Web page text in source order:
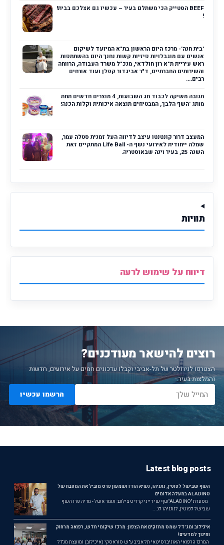
BEEF הסטייק הכי משתלם בעיר – עכשיו גם אצלכם בבית!
!
'בית חנה'- מרכז היום הראשון בת"א המיועד לשיקום
אנשים עם מוגבלויות פיזיות קשות נחנך היום בהשתתפות
ראש עיריית ת"א רון חולדאי, מנכ"ל משרד העבודה, הרווחה
והשירותים החברתיים, ד"ר אביגדור קפלן ועוד אורחים
רבים....
תנובה משיקה לכבוד חג השבועות, 4 מוצרים חדשים תחת
מותג 'השף הלבן', המבטיחים תוצאה איכותית וקלות הכנה!
המעצב דרור קונטנטו עיצב לדיווה העל זמנית סטלה עמר,
שמלה ייחודית לאירועי נשף ה- Life Ball המתקיים זאת
השנה 25, בעיר וינה שבאוסטריה.
תוויות
דיווח על שימוש לרעה
רוצים להישאר מעודכנים?
הצטרפו לניוזלטר של תל-אביבי וקבלו עדכונים חמים על אירועים, חדשות
והמלצות בעיר.
הרשמו עכשיו
Latest blog posts
השף שבישל לפוטין, נתניהו, נשיא הודו ושמעון פרס מוביל את המטבח של
ALADINO במעלה אדומים
מסעדת ״ALADINO״שף שי דייני קרדיט צילום: תומר אשל - מדיה פרו השף
שבישל לפוטין, לנתניהו לנ...
איכילוב ומג'דל שמס מחזקים את הצפון: מרכז שיקומי חדש, רפואה מרחוק
וחינוך למדעים!
המרכז הרפואי האוניברסיטאי תל אביב ע"ש סוראסקי (איכילוב) ומועצת מג'דל